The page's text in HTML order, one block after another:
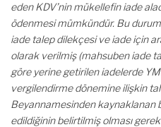
eden KDV’nin mükellefin iade
ödenmesi mümkündür. Bu
iade talep dilekçesi ve iade için
olarak verilmiş (mahsuben iade
göre yerine getirilen iadelerde
vergilendirme dönemine ilişkin
Beyannamesinden kaynaklanan
edildiğinin belirtilmiş olması